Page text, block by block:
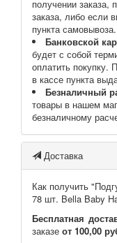
получении заказа,
заказа, либо если
пункта самовывоза.
Банковской
будет с собой
оплатить покупку.
в кассе пункта
Безналичный
товары в нашем
безналичному
Доставка
Как получить
78 шт. Bella Baby
Бесплатная
заказе от 100,00